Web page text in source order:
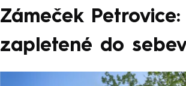
Zámeček
zapletené do